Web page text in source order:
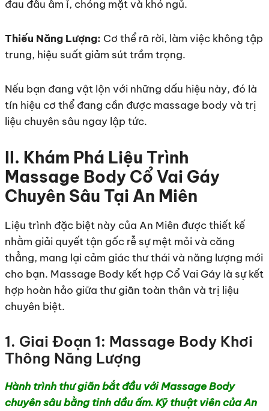
đau đầu âm ỉ, chóng mặt và khó ngủ.
Thiếu Năng Lượng: Cơ thể rã rời, làm việc không tập
trung, hiệu suất giảm sút trầm trọng.
Nếu bạn đang vật lộn với những dấu hiệu này, đó là
tín hiệu cơ thể đang cần được massage body và trị
liệu chuyên sâu ngay lập tức.
II. Khám Phá Liệu Trình
Massage Body Cổ Vai Gáy
Chuyên Sâu Tại An Miên
Liệu trình đặc biệt này của An Miên được thiết kế
nhằm giải quyết tận gốc rễ sự mệt mỏi và căng
thẳng, mang lại cảm giác thư thái và năng lượng mới
cho bạn. Massage Body kết hợp Cổ Vai Gáy là sự kết
hợp hoàn hảo giữa thư giãn toàn thân và trị liệu
chuyên biệt.
1. Giai Đoạn 1: Massage Body Khơi
Thông Năng Lượng
Hành trình thư giãn bắt đầu với Massage Body
chuyên sâu bằng tinh dầu ấm. Kỹ thuật viên của An